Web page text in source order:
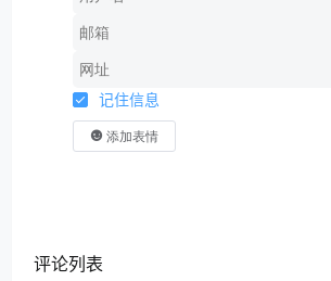
记住信息
添加表情
评论列表